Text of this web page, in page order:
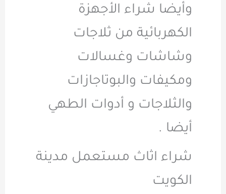
وأيضا شراء الأجهزة
الكهربائية من ثلاجات
وشاشات وغسالات
ومكيفات والبوتاجازات
والثلاجات و أدوات الطهي
أيضا .
شراء اثاث مستعمل مدينة
الكويت